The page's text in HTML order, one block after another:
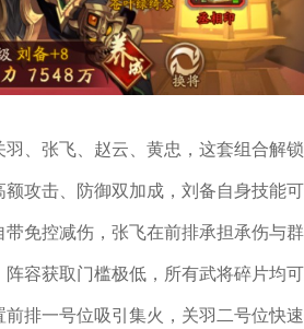
、张飞、赵云、黄忠，这套组合解
攻击、防御双加成，刘备自身技能
免控减伤，张飞在前排承担承伤与
容获取门槛极低，所有武将碎片均
排一号位吸引集火，关羽二号位快